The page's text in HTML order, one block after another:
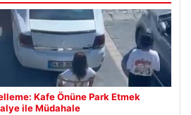
Kafe Önüne Park Etmek
ile Müdahale